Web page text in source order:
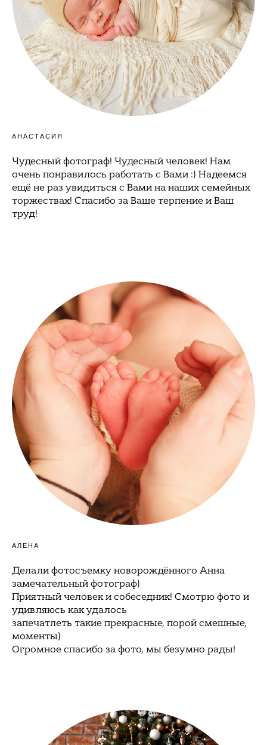
АНАСТАСИЯ
Чудесный фотограф! Чудесный человек! Нам
очень понравилось работать с Вами :) Надеемся
ещё не раз увидиться с Вами на наших семейных
торжествах! Спасибо за Ваше терпение и Ваш
труд!
АЛЕНА
Делали фотосъемку новорождённого Анна
замечательный фотограф)
Приятный человек и собеседник! Смотрю фото и
удивляюсь как удалось
запечатлеть такие прекрасные, порой смешные,
моменты)
Огромное спасибо за фото, мы безумно рады!